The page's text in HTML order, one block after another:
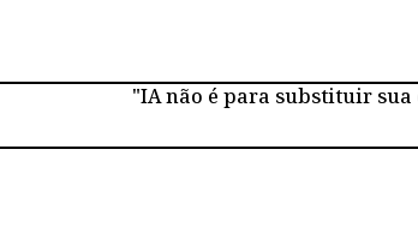
"IA não é para substituir